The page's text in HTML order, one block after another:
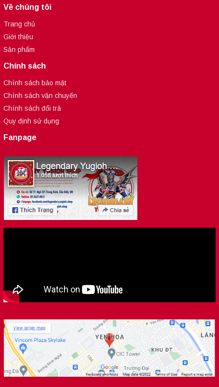
Về chúng tôi
Trang chủ
Giới thiệu
Sản phẩm
Chính sách
Chính sách bảo mật
Chính sách vận chuyển
Chính sách đổi trả
Quy định sử dụng
Fanpage